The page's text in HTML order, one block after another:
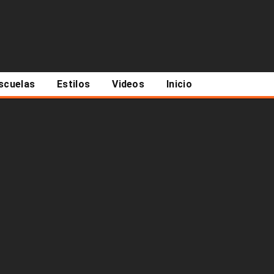
Estilos Videos Inicio